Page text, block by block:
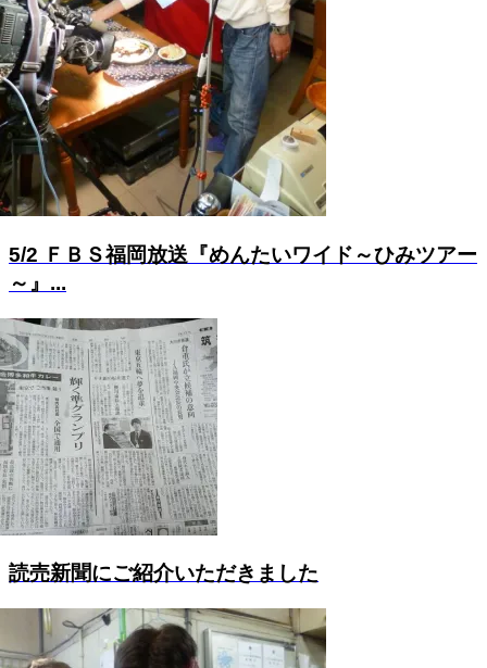
5/2 ＦＢＳ福岡放送『めんたいワイド～ひみツアー
～』...
読売新聞にご紹介いただきました